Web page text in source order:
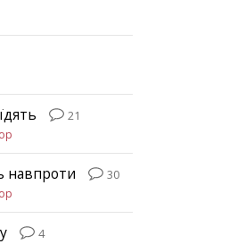
21
навпроти
30
4